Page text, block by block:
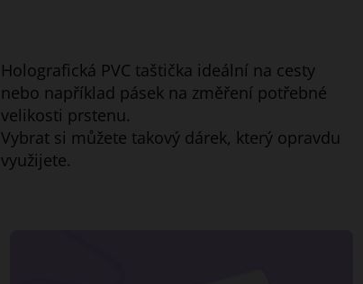
Holografická PVC taštička ideální na cesty
nebo například pásek na změření potřebné
velikosti prstenu.
Vybrat si můžete takový dárek, který opravdu
využijete.